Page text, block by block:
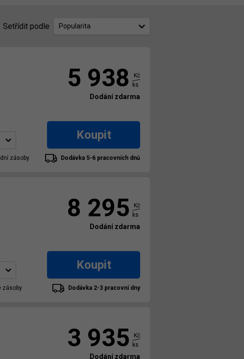
Setřídit podle Popularita
5 938
Kč
ks
Dodání zdarma
Koupit
zásoby Dodávka 5-6 pracovních dnů
8 295
Kč
ks
Dodání zdarma
Koupit
zásoby Dodávka 2-3 pracovní dny
3 935
Kč
ks
Dodání zdarma